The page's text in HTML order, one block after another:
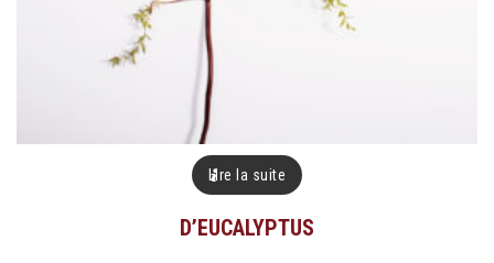
Lire la suite
D’EUCALYPTUS